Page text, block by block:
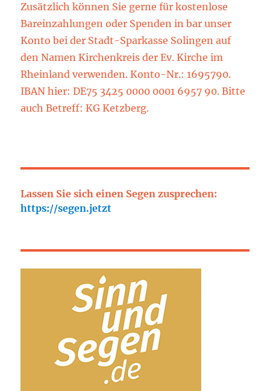
Zusätzlich können Sie gerne für kostenlose
Bareinzahlungen oder Spenden in bar unser
Konto bei der Stadt-Sparkasse Solingen auf
den Namen Kirchenkreis der Ev. Kirche im
Rheinland verwenden. Konto-Nr.: 1695790.
IBAN hier: DE75 3425 0000 0001 6957 90. Bitte
auch Betreff: KG Ketzberg.
Lassen Sie sich einen Segen zusprechen:
https://segen.jetzt